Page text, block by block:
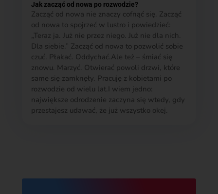
Jak zacząć od nowa po rozwodzie?
Zacząć od nowa nie znaczy cofnąć się. Zacząć
od nowa to spojrzeć w lustro i powiedzieć:
„Teraz ja. Już nie przez niego. Już nie dla nich.
Dla siebie.” Zacząć od nowa to pozwolić sobie
czuć. Płakać. Oddychać.Ale też – śmiać się
znowu. Marzyć. Otwierać powoli drzwi, które
same się zamknęły. Pracuję z kobietami po
rozwodzie od wielu lat.I wiem jedno:
największe odrodzenie zaczyna się wtedy, gdy
przestajesz udawać, że już wszystko okej.